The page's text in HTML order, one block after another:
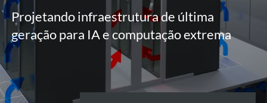
Projetando infraestrutura de última
geração para IA e computação extrema